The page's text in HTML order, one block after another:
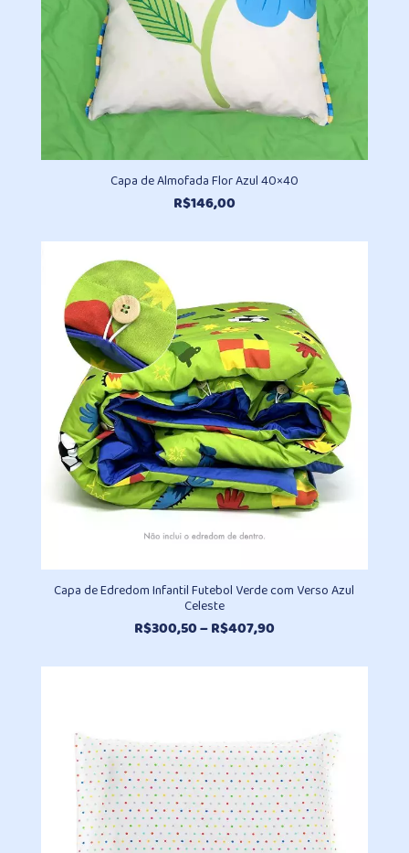
Capa de Almofada Flor Azul 40×40
R$146,00
Capa de Edredom Infantil Futebol Verde com Verso Azul
Celeste
R$300,50–R$407,90Faixa
preço:
R$407,90